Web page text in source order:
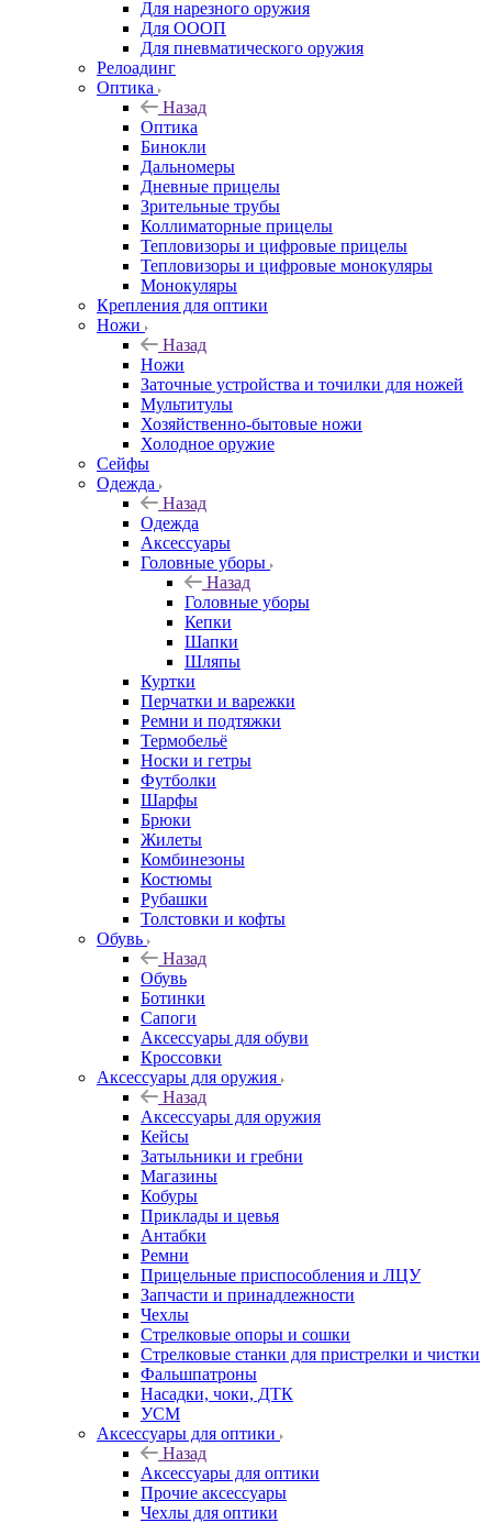
Для нарезного оружия
Для ОООП
Для пневматического оружия
Релоадинг
Оптика
Назад
Оптика
Бинокли
Дальномеры
Дневные прицелы
Зрительные трубы
Коллиматорные прицелы
Тепловизоры и цифровые прицелы
Тепловизоры и цифровые монокуляры
Монокуляры
Крепления для оптики
Ножи
Назад
Ножи
Заточные устройства и точилки для ножей
Мультитулы
Хозяйственно-бытовые ножи
Холодное оружие
Сейфы
Одежда
Назад
Одежда
Аксессуары
Головные уборы
Назад
Головные уборы
Кепки
Шапки
Шляпы
Куртки
Перчатки и варежки
Ремни и подтяжки
Термобельё
Носки и гетры
Футболки
Шарфы
Брюки
Жилеты
Комбинезоны
Костюмы
Рубашки
Толстовки и кофты
Обувь
Назад
Обувь
Ботинки
Сапоги
Аксессуары для обуви
Кроссовки
Аксессуары для оружия
Назад
Аксессуары для оружия
Кейсы
Затыльники и гребни
Магазины
Кобуры
Приклады и цевья
Антабки
Ремни
Прицельные приспособления и ЛЦУ
Запчасти и принадлежности
Чехлы
Стрелковые опоры и сошки
Стрелковые станки для пристрелки и чистки
Фальшпатроны
Насадки, чоки, ДТК
УСМ
Аксессуары для оптики
Назад
Аксессуары для оптики
Прочие аксессуары
Чехлы для оптики